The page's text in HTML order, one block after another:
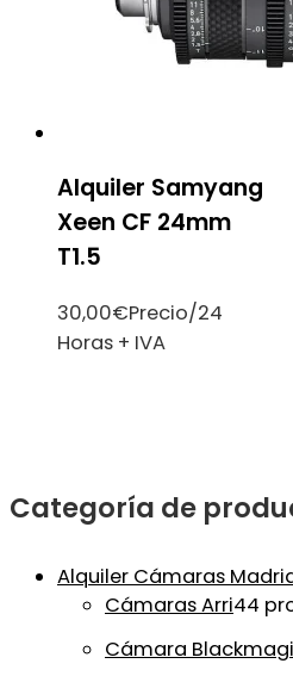
Categoría de
Alquiler Cámaras
Cámaras Arri44
Cámara
Alquiler Samyang
Xeen CF 24mm
T1.5
30,00€Precio/24
Horas + IVA